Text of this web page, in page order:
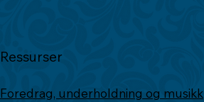
Ressurser
Foredrag, underholdning og musikk